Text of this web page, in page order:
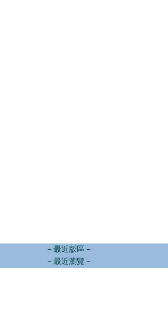
－最近版區－
－最近瀏覽－